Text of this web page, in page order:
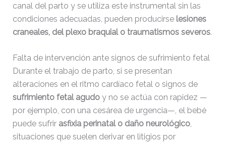
canal del parto y se utiliza este instrumental sin las
condiciones adecuadas, pueden producirse lesiones
craneales, del plexo braquial o traumatismos severos.
Falta de intervención ante signos de sufrimiento fetal
Durante el trabajo de parto, si se presentan
alteraciones en el ritmo cardíaco fetal o signos de
sufrimiento fetal agudoy no se actúa con rapidez —
por ejemplo, con una cesárea de urgencia—, el bebé
puede sufrir asfixia perinatal o daño neurológico,
situaciones que suelen derivar en litigios por